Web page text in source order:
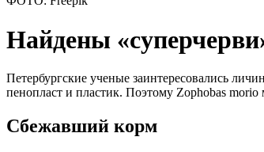
Найдены
Петербургские ученые заинтересовались
пенопласт и пластик. Поэтому Zophobas morio
Сбежавший корм